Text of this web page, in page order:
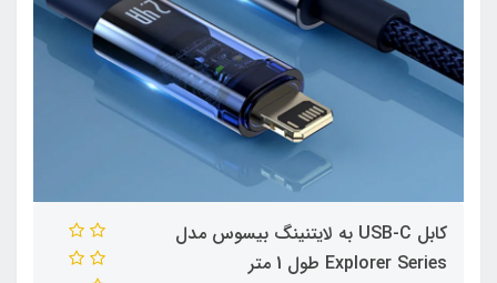
کابل USB-C به لایتنینگ بیسوس مدل
Explorer Series طول 1 متر